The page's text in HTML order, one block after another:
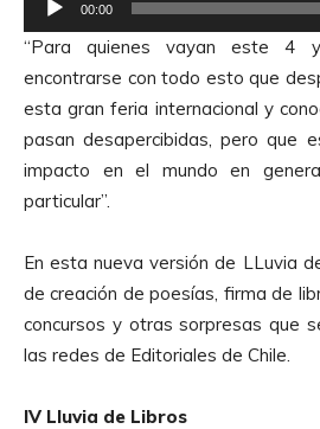
e
p
r
o
d
u
c
o
r
d
e
00:00
“Para quienes vayan este 4
encontrarse con todo esto que
esta gran feria internacional y
pasan desapercibidas, pero que
impacto en el mundo en
particular”.
En esta nueva versión de LLuvia
de creación de poesías, firma de
concursos y otras sorpresas que
las redes de Editoriales de Chile.
IV Lluvia de Libros